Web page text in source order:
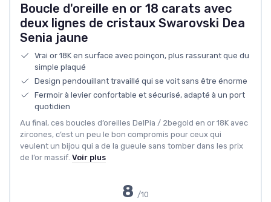
Boucle d'oreille en or 18 carats avec
deux lignes de cristaux Swarovski Dea
Senia jaune
Vrai or 18K en surface avec poinçon, plus rassurant que du
simple plaqué
Design pendouillant travaillé qui se voit sans être énorme
Fermoir à levier confortable et sécurisé, adapté à un port
quotidien
Au final, ces boucles d’oreilles DelPia / 2begold en or 18K avec
zircones, c’est un peu le bon compromis pour ceux qui
veulent un bijou qui a de la gueule sans tomber dans les prix
de l’or massif. Voir plus
8 /10